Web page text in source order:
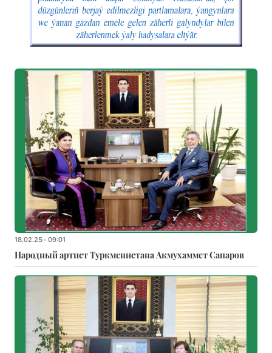
18.02.25 - 09:01
Народный артист Туркменистана Акмухаммет Сапаров